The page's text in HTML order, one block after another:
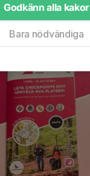
Godkänn alla kakor
Bara nödvändiga